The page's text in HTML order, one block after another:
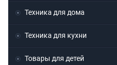
Техника для дома
Техника для кухни
Товары для детей